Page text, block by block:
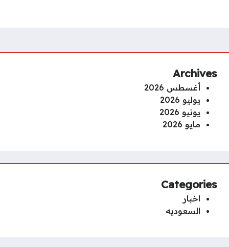
Archives
أغسطس 2026
يوليو 2026
يونيو 2026
مايو 2026
Categories
اخبار
السعوديه